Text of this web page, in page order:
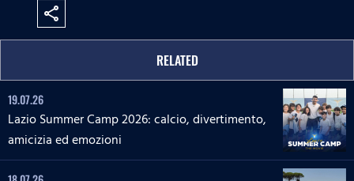
share
RELATED
19.07.26
Lazio Summer Camp 2026: calcio, divertimento,
amicizia ed emozioni